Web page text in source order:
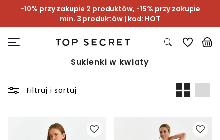
-10% przy zakupie 2 produktów, -15% przy zakupie
min. 3 produktów | kod: HOT
Sukienki w kwiaty
Filtruj i sortuj